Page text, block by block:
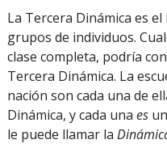
La Tercera Dinámica es
grupos de individuos.
clase completa, podría
Tercera Dinámica. La
nación son cada una de
Dinámica, y cada una es
le puede llamar la